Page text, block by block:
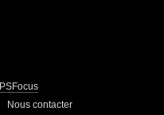
IPSFocus
Nous contacter